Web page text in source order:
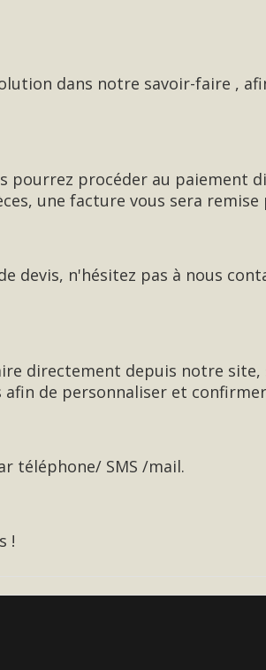
dans notre savoir-faire ,
pourrez procéder au paiement
une facture vous sera remise
devis, n'hésitez pas à nous
directement depuis notre site,
de personnaliser et
téléphone/ SMS /mail.
!